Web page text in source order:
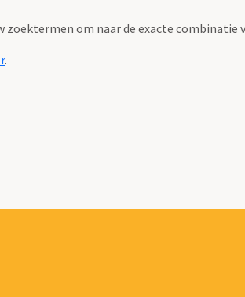
zoektermen om naar de exacte combinatie
.